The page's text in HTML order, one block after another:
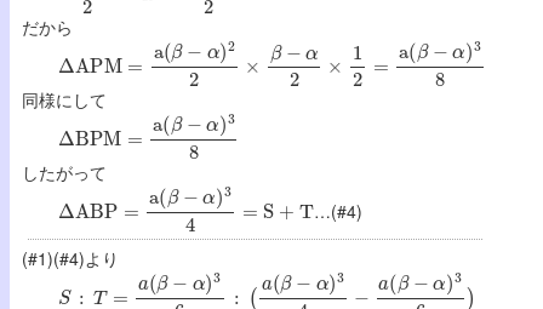
だから
Δ A PM = β−α)2 2×β 2×12= − 8
同様にして
Δ BPM = β−α)38
したがって
Δ A BP= β−α)34=S
…(#4)
(#1)(#4)より
−α)36 :(a(β α)34−a (β−α 6)